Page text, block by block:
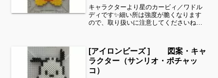
キャラクターより星のカービィ／ワドル
ディです✨細い所は強度が脆くなります
ので、取り扱いに注意してくださいね。
が難しい時は、ある程度の形を先に作っ
てあげて、「○色だけ埋め...
[アイロンビーズ ] 図案・キャ
ラクター（サンリオ・ポチャッ
コ）